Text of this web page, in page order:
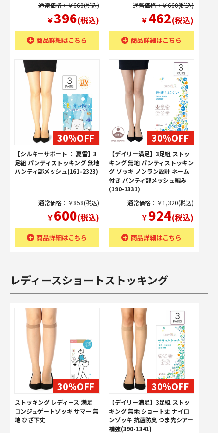
通常価格：￥660(税込)
￥396(税込)
商品詳細はこちら
通常価格：￥660(税込)
￥462(税込)
商品詳細はこちら
30%OFF
【シルキーサポート ： 夏雪】3
足組 パンティストッキング 無地
パンティ部メッシュ(161-2323)
通常価格：￥858(税込)
￥600(税込)
商品詳細はこちら
30%OFF
【デイリー満足】3足組 ストッ
キング 無地 パンティストッキン
グ ゾッキ ノンラン設計 ネーム
付き パンティ部メッシュ編み
(190-1331)
通常価格：￥1,320(税込)
￥924(税込)
商品詳細はこちら
レディースショートストッキング
30%OFF
ストッキング レディース 満足
コンジュゲートゾッキ サマー 無
地 ひざ下丈
30%OFF
【デイリー満足】3足組 ストッ
キング 無地 ショート丈 ナイロ
ンゾッキ 抗菌防臭 つま先シアー
補強(390-1341)